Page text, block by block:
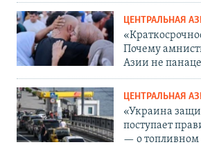
ЦЕНТРАЛЬНАЯ
Почему
Азии не
ЦЕНТРАЛЬНАЯ
«Украина
поступает
— о топливном